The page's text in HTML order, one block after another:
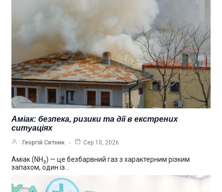
Аміак: безпека, ризики та дії в екстрених
ситуаціях
Георгій Ситник Сер 10, 2026
Аміак (NH₃) — це безбарвний газ з характерним різким
запахом, один із…